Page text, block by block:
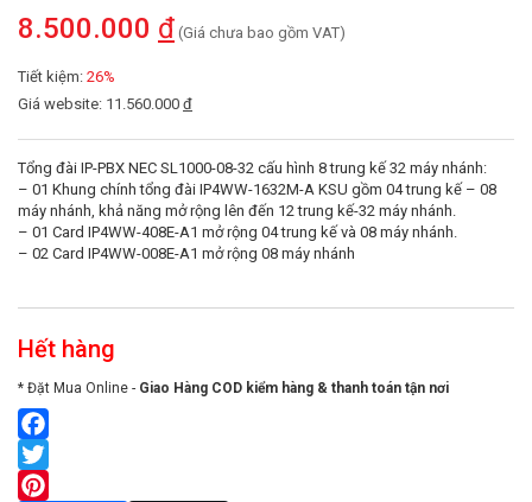
8.500.000 đ (Giá chưa bao gồm VAT)
Tiết kiệm: 26%
Giá website: 11.560.000 đ
Tổng đài IP-PBX NEC SL1000-08-32 cấu hình 8 trung kế 32 máy nhánh:
– 01 Khung chính tổng đài IP4WW-1632M-A KSU gồm 04 trung kế – 08
máy nhánh, khả năng mở rộng lên đến 12 trung kế-32 máy nhánh.
– 01 Card IP4WW-408E-A1 mở rộng 04 trung kế và 08 máy nhánh.
– 02 Card IP4WW-008E-A1 mở rộng 08 máy nhánh
Hết hàng
* Đặt Mua Online - Giao Hàng COD kiểm hàng & thanh toán tận nơi
Facebook
Twitter